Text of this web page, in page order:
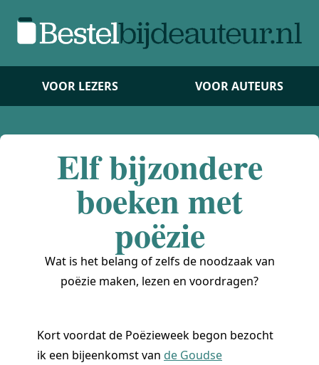
VOOR LEZERS VOOR AUTEURS
Elf bijzondere
boeken met
poëzie
Wat is het belang of zelfs de noodzaak van
poëzie maken, lezen en voordragen?
Kort voordat de Poëzieweek begon bezocht
ik een bijeenkomst van de Goudse